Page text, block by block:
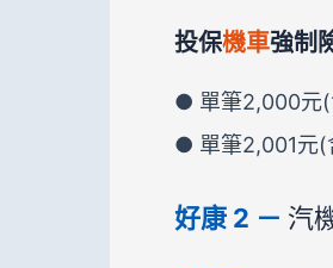
投保機車強制
● 單筆2,000元(
● 單筆2,001元(
好康 2 － 汽